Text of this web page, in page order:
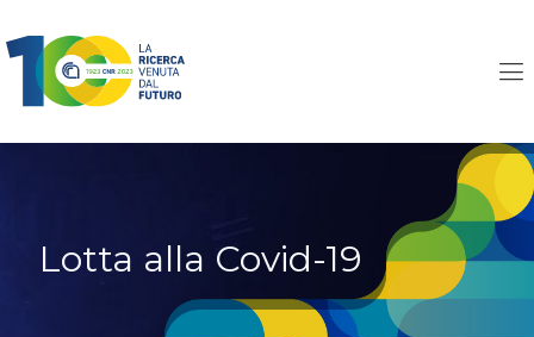
Lotta alla Covid-19